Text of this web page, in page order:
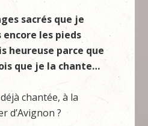
sacrés que je
encore les pieds
heureuse parce que
que je la chante…
chantée, à la
d’Avignon ?